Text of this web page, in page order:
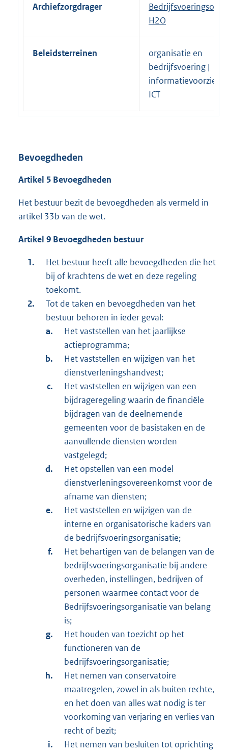
Archiefzorgdrager
H2O
Beleidsterreinen
organisatie en
bedrijfsvoering |
ICT
Bevoegdheden
Artikel 5 Bevoegdheden
Het bestuur bezit de bevoegdheden als vermeld in
artikel 33b van de wet.
Artikel 9 Bevoegdheden bestuur
Het bestuur heeft alle bevoegdheden die het
bij of krachtens de wet en deze regeling
toekomt.
Tot de taken en bevoegdheden van het
bestuur behoren in ieder geval:
Het vaststellen van het jaarlijkse
actieprogramma;
Het vaststellen en wijzigen van het
dienstverleningshandvest;
Het vaststellen en wijzigen van een
bijdrageregeling waarin de financiële
bijdragen van de deelnemende
gemeenten voor de basistaken en de
aanvullende diensten worden
vastgelegd;
Het opstellen van een model
dienstverleningsovereenkomst voor de
afname van diensten;
Het vaststellen en wijzigen van de
interne en organisatorische kaders van
de bedrijfsvoeringsorganisatie;
Het behartigen van de belangen van de
bedrijfsvoeringsorganisatie bij andere
overheden, instellingen, bedrijven of
personen waarmee contact voor de
Bedrijfsvoeringsorganisatie van belang
is;
Het houden van toezicht op het
functioneren van de
bedrijfsvoeringsorganisatie;
Het nemen van conservatoire
maatregelen, zowel in als buiten rechte,
en het doen van alles wat nodig is ter
voorkoming van verjaring en verlies van
recht of bezit;
Het nemen van besluiten tot oprichting